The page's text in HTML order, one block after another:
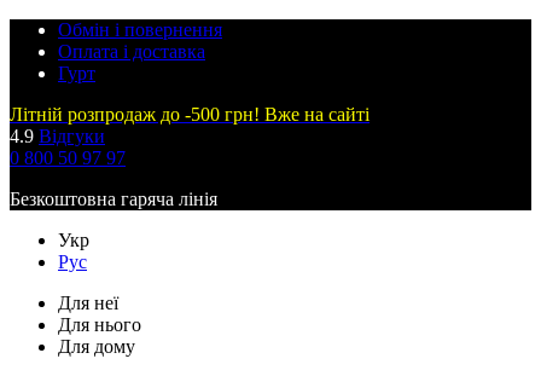
Обмін і повернення
Оплата і доставка
Гурт
Літній розпродаж до -500 грн! Вже на сайті
4.9 Відгуки
0 800 50 97 97
Безкоштовна гаряча лінія
Укр
Рус
Для неї
Для нього
Для дому